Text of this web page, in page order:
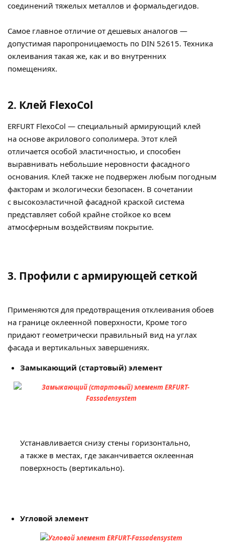
соединений тяжелых металлов и формальдегидов.
Самое главное отличие от дешевых аналогов —
допустимая паропроницаемость по DIN 52615. Техника
оклеивания такая же, как и во внутренних
помещениях.
2. Клей FlexoCol
ERFURT FlexoCol — специальный армирующий клей
на основе акрилового сополимера. Этот клей
отличается особой эластичностью, и способен
выравнивать небольшие неровности фасадного
основания. Клей также не подвержен любым погодным
факторам и экологически безопасен. В сочетании
с высокоэластичной фасадной краской система
представляет собой крайне стойкое ко всем
атмосферным воздействиям покрытие.
3. Профили с армирующей сеткой
Применяются для предотвращения отклеивания обоев
на границе оклеенной поверхности, Кроме того
придают геометрически правильный вид на углах
фасада и вертикальных завершениях.
Замыкающий (стартовый) элемент
Устанавливается снизу стены горизонтально,
а также в местах, где заканчивается оклеенная
поверхность (вертикально).
Угловой элемент